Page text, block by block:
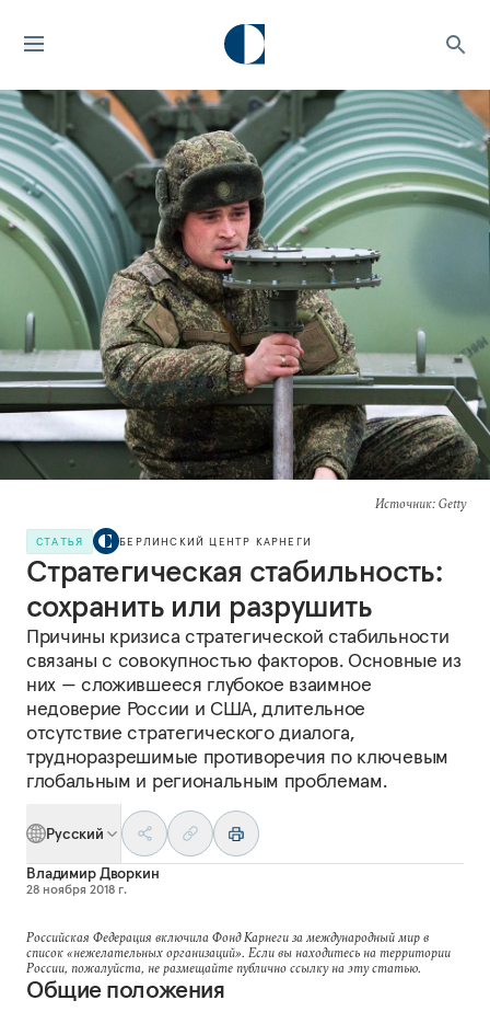
Источник: Getty
СТАТЬЯ БЕРЛИНСКИЙ ЦЕНТР КАРНЕГИ
Стратегическая стабильность:
сохранить или разрушить
Причины кризиса стратегической стабильности
связаны с совокупностью факторов. Основные из
них — сложившееся глубокое взаимное
недоверие России и США, длительное
отсутствие стратегического диалога,
трудноразрешимые противоречия по ключевым
глобальным и региональным проблемам.
Русский
Владимир Дворкин
28 ноября 2018 г.
Российская Федерация включила Фонд Карнеги за международный мир в
список «нежелательных организаций». Если вы находитесь на территории
России, пожалуйста, не размещайте публично ссылку на эту статью.
Общие положения